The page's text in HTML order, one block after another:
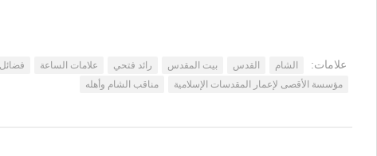
علامات: الشام القدس بيت المقدس رائد فتحي علامات الساعة
مؤسسة الأقصى لإعمار المقدسات الإسلامية
مناقب الشام وأهله